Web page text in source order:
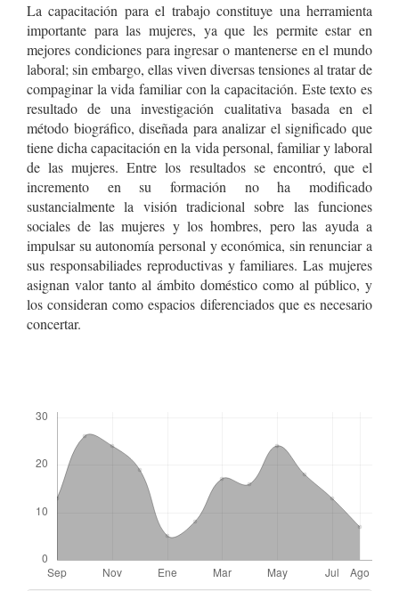
La capacitación para el trabajo constituye una herramienta
importante para las mujeres, ya que les permite estar en
mejores condiciones para ingresar o mantenerse en el mundo
laboral; sin embargo, ellas viven diversas tensiones al tratar de
compaginar la vida familiar con la capacitación. Este texto es
resultado de una investigación cualitativa basada en el
método biográfico, diseñada para analizar el significado que
tiene dicha capacitación en la vida personal, familiar y laboral
de las mujeres. Entre los resultados se encontró, que el
incremento en su formación no ha modificado
sustancialmente la visión tradicional sobre las funciones
sociales de las mujeres y los hombres, pero las ayuda a
impulsar su autonomía personal y económica, sin renunciar a
sus responsabiliades reproductivas y familiares. Las mujeres
asignan valor tanto al ámbito doméstico como al público, y
los consideran como espacios diferenciados que es necesario
concertar.